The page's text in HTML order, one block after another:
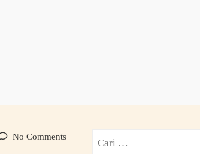
No Comments